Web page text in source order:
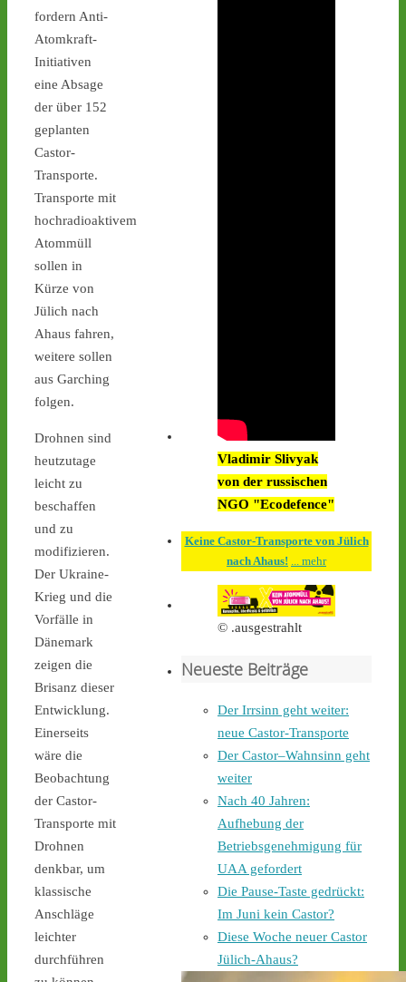
fordern Anti-
Atomkraft-
Initiativen
eine Absage
der über 152
geplanten
Castor-
Transporte.
Transporte mit
hochradioaktivem
Atommüll
sollen in
Kürze von
Jülich nach
Ahaus fahren,
weitere sollen
aus Garching
folgen.
Drohnen sind
heutzutage
leicht zu
beschaffen
und zu
modifizieren.
Der Ukraine-
Krieg und die
Vorfälle in
Dänemark
zeigen die
Brisanz dieser
Entwicklung.
Einerseits
wäre die
Beobachtung
der Castor-
Transporte mit
Drohnen
denkbar, um
klassische
Anschläge
leichter
durchführen
Castor stoppen!
@castorstoppen.bsky.social
An der Mahnwache in
30 Aktivist:innen aus, um
den zwölften
castor-stoppen.de/ticker/
#atommüll #castor
castor-stoppen.de
stoppen!
2 4
Castor stoppen!
@castorstoppen.bsky.social
Gegen 0.35 Uhr erreicht
der Castor-Konvoi das
Dreieck Bottrop und fährt
weiter auf die A31, den
letzten Autobahnabschnitt
Vladimir Slivyak
von der russischen
NGO "Ecodefence"
Keine Castor-Transporte von Jülich
nach Ahaus!
... mehr
© .ausgestrahlt
Neueste Beiträge
Der Irrsinn geht weiter:
neue Castor-Transporte
Der Castor–Wahnsinn geht
weiter
Nach 40 Jahren:
Aufhebung der
Betriebsgenehmigung für
UAA gefordert
Die Pause-Taste gedrückt:
Im Juni kein Castor?
Diese Woche neuer Castor
Jülich-Ahaus?